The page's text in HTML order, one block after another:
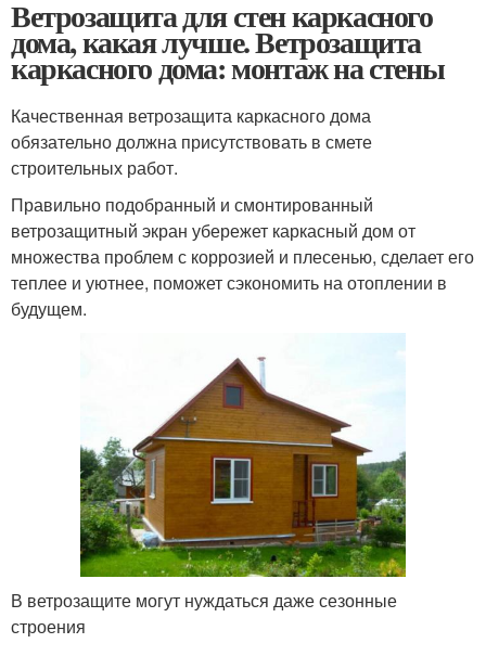
Ветрозащита для стен каркасного
дома, какая лучше. Ветрозащита
каркасного дома: монтаж на стены
Качественная ветрозащита каркасного дома
обязательно должна присутствовать в смете
строительных работ.
Правильно подобранный и смонтированный
ветрозащитный экран убережет каркасный дом от
множества проблем с коррозией и плесенью, сделает его
теплее и уютнее, поможет сэкономить на отоплении в
будущем.
В ветрозащите могут нуждаться даже сезонные
строения